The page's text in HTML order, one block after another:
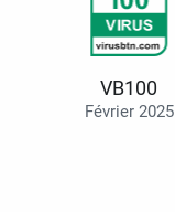
VB100
Février 2025